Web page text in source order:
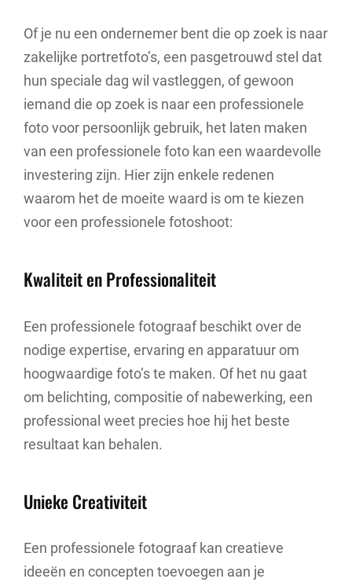
Of je nu een ondernemer bent die op zoek is naar
zakelijke portretfoto’s, een pasgetrouwd stel dat
hun speciale dag wil vastleggen, of gewoon
iemand die op zoek is naar een professionele
foto voor persoonlijk gebruik, het laten maken
van een professionele foto kan een waardevolle
investering zijn. Hier zijn enkele redenen
waarom het de moeite waard is om te kiezen
voor een professionele fotoshoot:
Kwaliteit en Professionaliteit
Een professionele fotograaf beschikt over de
nodige expertise, ervaring en apparatuur om
hoogwaardige foto’s te maken. Of het nu gaat
om belichting, compositie of nabewerking, een
professional weet precies hoe hij het beste
resultaat kan behalen.
Unieke Creativiteit
Een professionele fotograaf kan creatieve
ideeën en concepten toevoegen aan je